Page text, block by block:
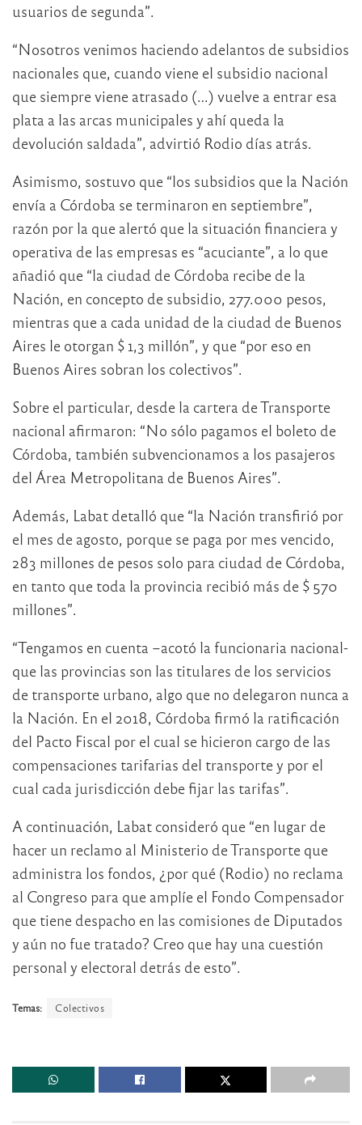
usuarios de segunda”.
“Nosotros venimos haciendo adelantos de subsidios
nacionales que, cuando viene el subsidio nacional
que siempre viene atrasado (…) vuelve a entrar esa
plata a las arcas municipales y ahí queda la
devolución saldada”, advirtió Rodio días atrás.
Asimismo, sostuvo que “los subsidios que la Nación
envía a Córdoba se terminaron en septiembre”,
razón por la que alertó que la situación financiera y
operativa de las empresas es “acuciante”, a lo que
añadió que “la ciudad de Córdoba recibe de la
Nación, en concepto de subsidio, 277.000 pesos,
mientras que a cada unidad de la ciudad de Buenos
Aires le otorgan $ 1,3 millón”, y que “por eso en
Buenos Aires sobran los colectivos”.
Sobre el particular, desde la cartera de Transporte
nacional afirmaron: “No sólo pagamos el boleto de
Córdoba, también subvencionamos a los pasajeros
del Área Metropolitana de Buenos Aires”.
Además, Labat detalló que “la Nación transfirió por
el mes de agosto, porque se paga por mes vencido,
283 millones de pesos solo para ciudad de Córdoba,
en tanto que toda la provincia recibió más de $ 570
millones”.
“Tengamos en cuenta –acotó la funcionaria nacional-
que las provincias son las titulares de los servicios
de transporte urbano, algo que no delegaron nunca a
la Nación. En el 2018, Córdoba firmó la ratificación
del Pacto Fiscal por el cual se hicieron cargo de las
compensaciones tarifarias del transporte y por el
cual cada jurisdicción debe fijar las tarifas”.
A continuación, Labat consideró que “en lugar de
hacer un reclamo al Ministerio de Transporte que
administra los fondos, ¿por qué (Rodio) no reclama
al Congreso para que amplíe el Fondo Compensador
que tiene despacho en las comisiones de Diputados
y aún no fue tratado? Creo que hay una cuestión
personal y electoral detrás de esto”.
Temas: Colectivos